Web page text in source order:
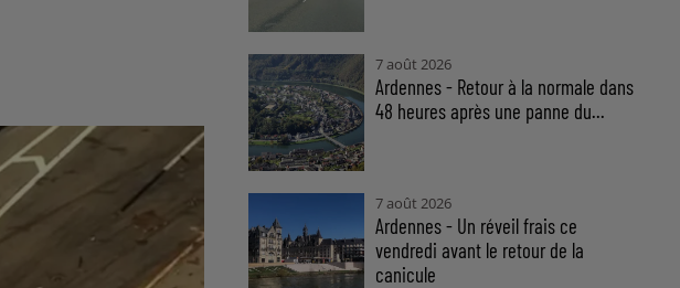
7 août 2026
Ardennes - Retour à la normale dans
48 heures après une panne du...
7 août 2026
Ardennes - Un réveil frais ce
vendredi avant le retour de la
canicule